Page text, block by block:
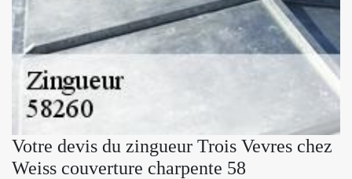
Votre devis du zingueur Trois Vevres chez
Weiss couverture charpente 58